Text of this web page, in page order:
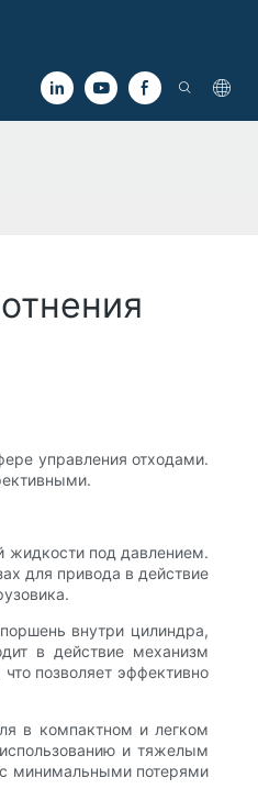
управления отходами.
жидкости под давлением.
для привода в действие
внутри цилиндра,
в действие механизм
позволяет эффективно
в компактном и легком
и тяжелым
с минимальными потерями